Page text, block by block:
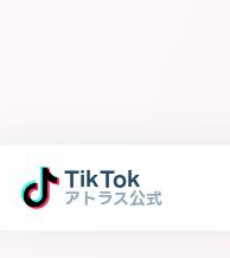
TikTok
アトラス公式